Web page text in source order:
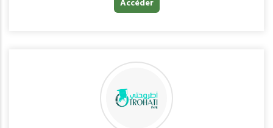
Accéder